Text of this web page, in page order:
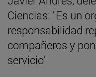
Ciencias: "Es un
responsabilidad
compañeros y
servicio"